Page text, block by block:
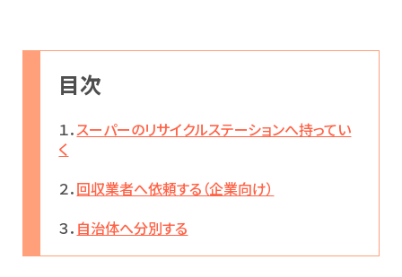
目次
１．スーパーのリサイクルステーションへ持ってい
く
２．回収業者へ依頼する（企業向け）
３． 自治体へ分別する